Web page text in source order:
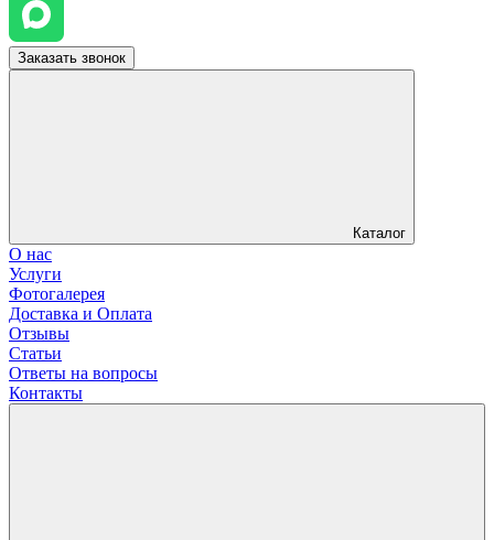
Заказать звонок
Каталог
О нас
Услуги
Фотогалерея
Доставка и Оплата
Отзывы
Статьи
Ответы на вопросы
Контакты